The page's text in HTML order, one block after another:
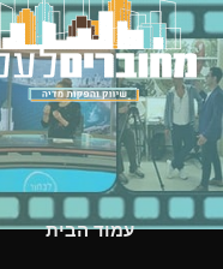
עמוד הבית